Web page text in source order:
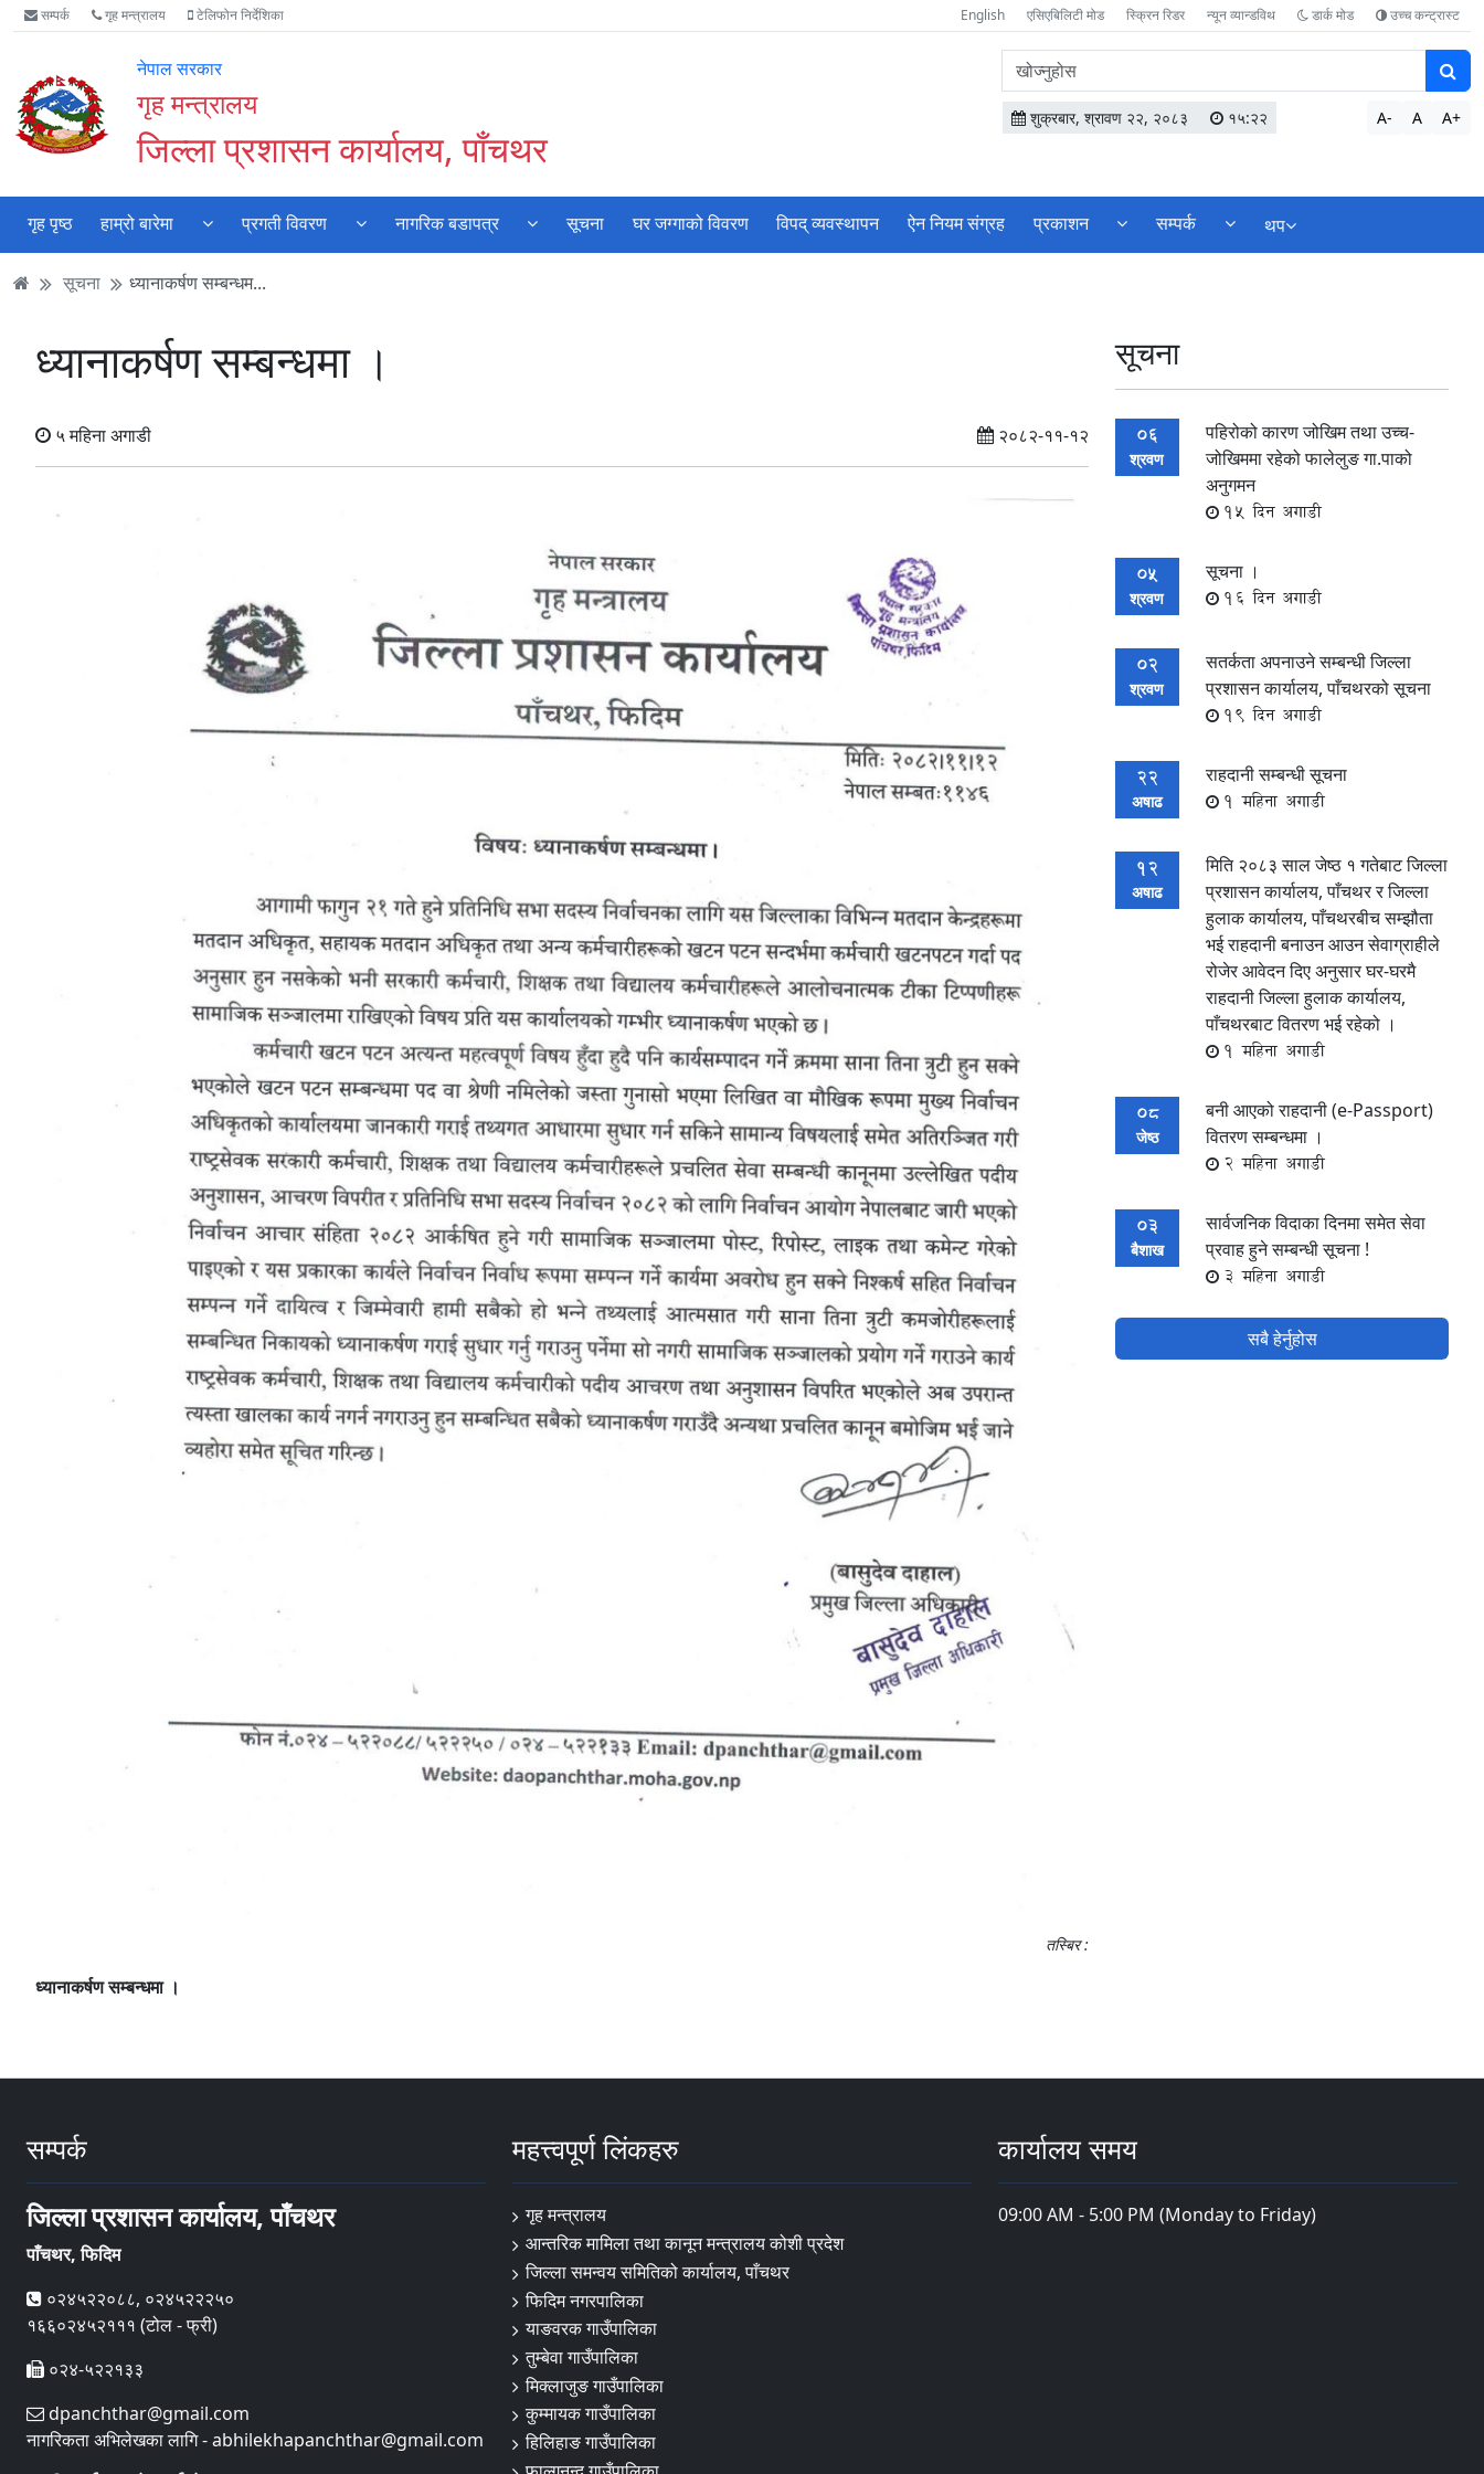
Accessibility
Mode
गर्नुहोस्
मुख्य
सामाग्री
मुख्य
नेभिगेसन
वेबसाइट
खोजमा
सम्पर्क गृह मन्त्रालय टेलिफोन निर्देशिका English एसिएबिलिटी मोड स्क्रिन रिडर न्यून व्यान्डविथ डार्क मोड उच्च कन्ट्रास्ट
नेपाल सरकार
गृह मन्त्रालय
जिल्ला प्रशासन कार्यालय, पाँचथर
वेबसाइटमा
सामग्री
खोज्नुहोस
शुक्रबार, श्रावण २२, २०८३ १५:२२ A- A A+
गृह पृष्ठ हाम्रो बारेमा प्रगती विवरण नागरिक बडापत्र सूचना घर जग्गाको विवरण विपद् व्यवस्थापन ऐन नियम संग्रह प्रकाशन सम्पर्क थप
सूचना ध्यानाकर्षण सम्बन्धम...
ध्यानाकर्षण सम्बन्धमा ।
५ महिना अगाडी २०८२-११-१२
तस्बिर :
ध्यानाकर्षण सम्बन्धमा ।
सूचना
06
श्रवण
पहिरोको कारण जोखिम तथा उच्च-
जोखिममा रहेको फालेलुङ गा.पाको
अनुगमन
15 दिन अगाडी
05
श्रवण
सूचना ।
16 दिन अगाडी
02
श्रवण
सतर्कता अपनाउने सम्बन्धी जिल्ला
प्रशासन कार्यालय, पाँचथरको सूचना
19 दिन अगाडी
22
अषाढ
राहदानी सम्बन्धी सूचना
1 महिना अगाडी
12
अषाढ
मिति २०८३ साल जेष्ठ १ गतेबाट जिल्ला
प्रशासन कार्यालय, पाँचथर र जिल्ला
हुलाक कार्यालय, पाँचथरबीच सम्झौता
भई राहदानी बनाउन आउन सेवाग्राहीले
रोजेर आवेदन दिए अनुसार घर-घरमै
राहदानी जिल्ला हुलाक कार्यालय,
पाँचथरबाट वितरण भई रहेको ।
1 महिना अगाडी
08
जेष्ठ
बनी आएको राहदानी (e-Passport)
वितरण सम्बन्धमा ।
2 महिना अगाडी
03
बैशाख
सार्वजनिक विदाका दिनमा समेत सेवा
प्रवाह हुने सम्बन्धी सूचना !
3 महिना अगाडी
सबै हेर्नुहोस
सम्पर्क
जिल्ला प्रशासन कार्यालय, पाँचथर
पाँचथर, फिदिम
०२४५२२०८८, ०२४५२२२५०
१६६०२४५२१११ (टोल - फ्री)
०२४-५२२१३३
dpanchthar@gmail.com
नागरिकता अभिलेखका लागि - abhilekhapanchthar@gmail.com
महत्त्वपूर्ण लिंकहरु
गृह मन्त्रालय
आन्तरिक मामिला तथा कानून मन्त्रालय कोशी प्रदेश
जिल्ला समन्वय समितिको कार्यालय, पाँचथर
फिदिम नगरपालिका
याङवरक गाउँपालिका
तुम्बेवा गाउँपालिका
मिक्लाजुङ गाउँपालिका
कुम्मायक गाउँपालिका
हिलिहाङ गाउँपालिका
कार्यालय समय
09:00 AM - 5:00 PM (Monday to Friday)